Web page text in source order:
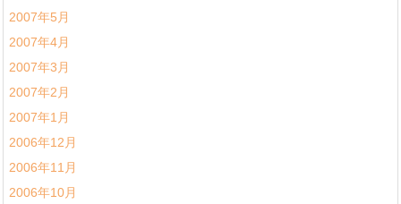
2007年5月
2007年4月
2007年3月
2007年2月
2007年1月
2006年12月
2006年11月
2006年10月